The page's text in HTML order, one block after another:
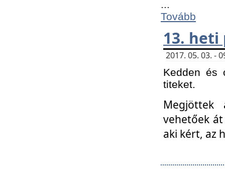
Tovább
13.
2017. 05. 03. -
Kedden és
titeket.
Megjöttek
vehetőek
aki kért, az